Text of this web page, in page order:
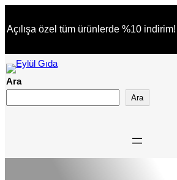
geç
Açılışa özel tüm ürünlerde %10 indirim!
Ara
Ara